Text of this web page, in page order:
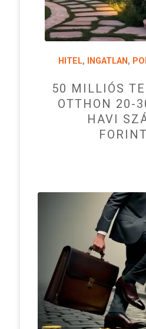
HITEL, INGATLAN,
50 MILLIÓS
OTTHON 20-
HAVI